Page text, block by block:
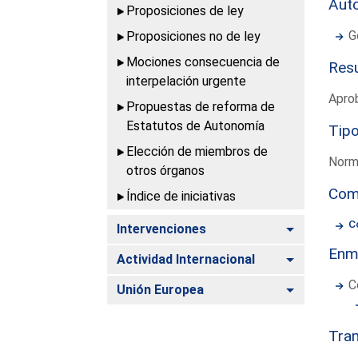
Proposiciones de ley
Proposiciones no de ley
Mociones consecuencia de
interpelación urgente
Propuestas de reforma de
Estatutos de Autonomía
Elección de miembros de
otros órganos
Índice de iniciativas
Intervenciones Alternar
Actividad Internacional Alternar
Unión Europea Alternar